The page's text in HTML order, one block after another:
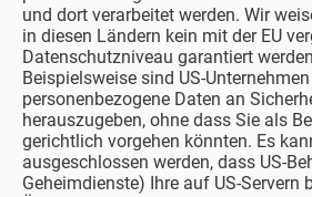
und dort verarbeitet werden. Wir
in diesen Ländern kein mit der EU
Datenschutzniveau garantiert
Beispielsweise sind US-
personenbezogene Daten an
herauszugeben, ohne dass Sie als
gerichtlich vorgehen könnten. Es
ausgeschlossen werden, dass US-
Geheimdienste) Ihre auf US-Servern